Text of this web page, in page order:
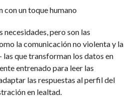
un toque humano
necesidades, pero son las
la comunicación no violenta y la
que transforman los datos en
entrenado para leer las
las respuestas al perfil del
en lealtad.